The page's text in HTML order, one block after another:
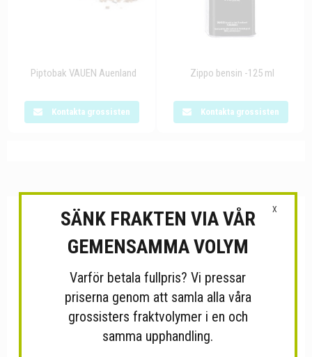
Piptobak VAUEN Auenland
Kontakta grossisten
Zippo bensin -125 ml
Kontakta grossisten
X
SÄNK FRAKTEN VIA VÅR
GEMENSAMMA VOLYM
Varför betala fullpris? Vi pressar
priserna genom att samla alla våra
grossisters fraktvolymer i en och
samma upphandling.